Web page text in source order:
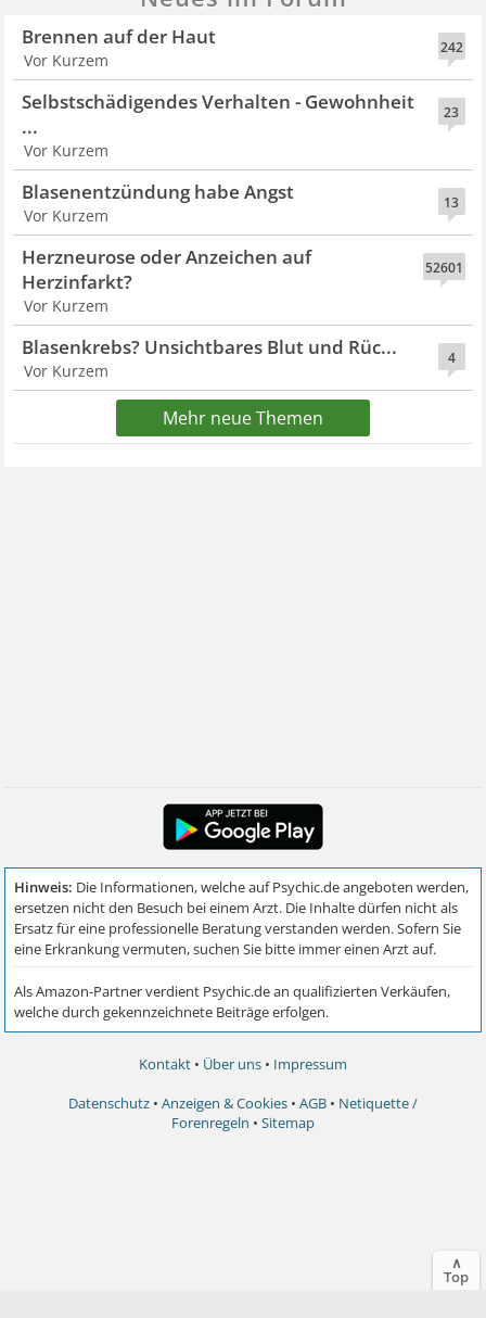
242
Brennen auf der Haut
Vor Kurzem
23
Selbstschädigendes Verhalten - Gewohnheit
...
Vor Kurzem
13
Blasenentzündung habe Angst
Vor Kurzem
52601
Herzneurose oder Anzeichen auf
Herzinfarkt?
Vor Kurzem
4
Blasenkrebs? Unsichtbares Blut und Rüc...
Vor Kurzem
Mehr neue Themen
Kontakt • Über uns • Impressum
Datenschutz • Anzeigen & Cookies • AGB • Netiquette /
Forenregeln • Sitemap
∧
Top